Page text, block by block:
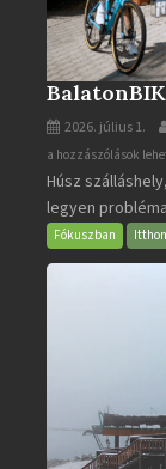
2026. július 1.
BalatonBIKE365
bejegyzéshez
a hozzászólások
Húsz
legyen
Fókuszban Itthon